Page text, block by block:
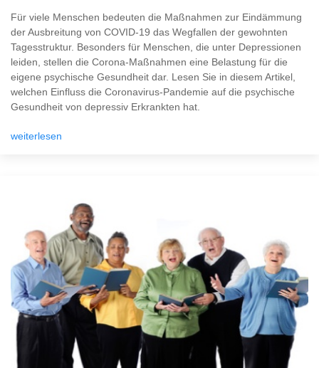
Für viele Menschen bedeuten die Maßnahmen zur Eindämmung
der Ausbreitung von COVID-19 das Wegfallen der gewohnten
Tagesstruktur. Besonders für Menschen, die unter Depressionen
leiden, stellen die Corona-Maßnahmen eine Belastung für die
eigene psychische Gesundheit dar. Lesen Sie in diesem Artikel,
welchen Einfluss die Coronavirus-Pandemie auf die psychische
Gesundheit von depressiv Erkrankten hat.
weiterlesen